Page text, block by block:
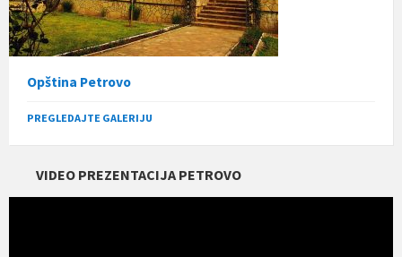
Opština Petrovo
PREGLEDAJTE GALERIJU
VIDEO PREZENTACIJA PETROVO